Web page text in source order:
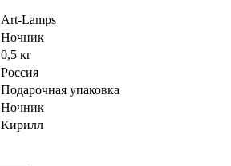
Art-Lamps
Ночник
0,5 кг
Россия
Подарочная упаковка
Ночник
Кирилл